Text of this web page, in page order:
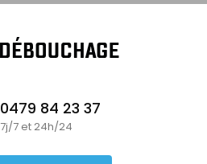
0479 84 23 37
7j/7 et 24h/24